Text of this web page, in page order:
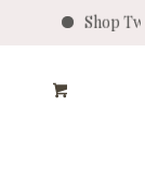
Shop